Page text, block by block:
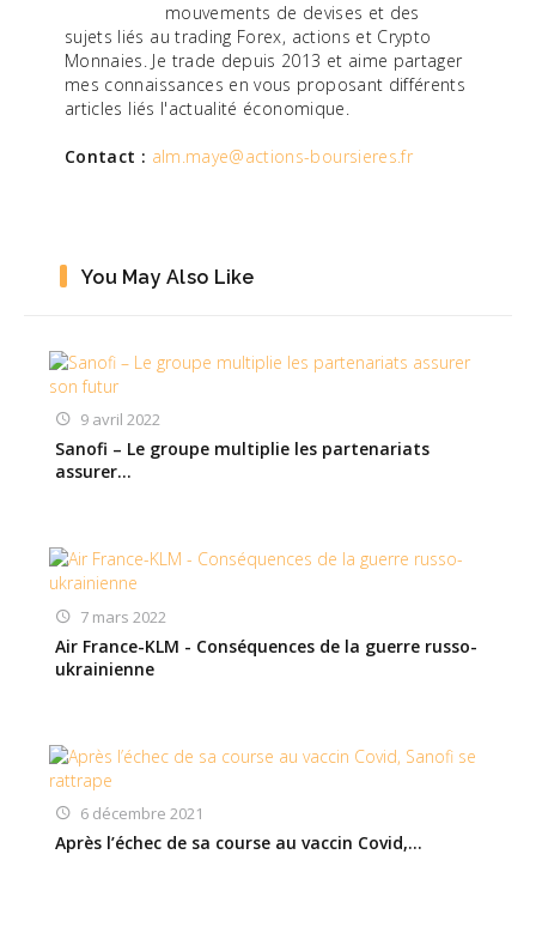
mouvements de devises et des
sujets liés au trading Forex, actions et Crypto
Monnaies. Je trade depuis 2013 et aime partager
mes connaissances en vous proposant différents
articles liés l'actualité économique.
Contact : alm.maye@actions-boursieres.fr
You May Also Like
9 avril 2022
Sanofi – Le groupe multiplie les partenariats
assurer…
7 mars 2022
Air France-KLM - Conséquences de la guerre russo-
ukrainienne
6 décembre 2021
Après l’échec de sa course au vaccin Covid,…